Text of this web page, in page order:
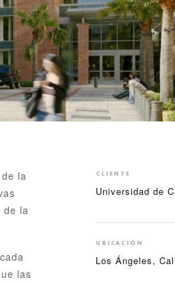
la
de la
las
CLIENTE
Universidad de
UBICACIÓN
Los Ángeles,